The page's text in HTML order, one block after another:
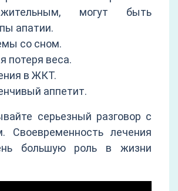
могут быть
апатии.
со сном.
потеря веса.
в ЖКТ.
аппетит.
серьезный разговор с
Своевременность лечения
большую роль в жизни